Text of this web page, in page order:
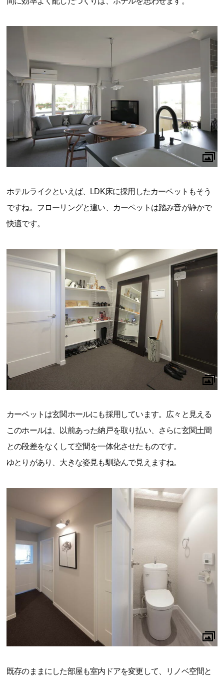
ホテルライクといえば、LDK床に採用したカーペットもそう
ですね。フローリングと違い、カーペットは踏み音が静かで
快適です。
カーペットは玄関ホールにも採用しています。広々と見える
このホールは、以前あった納戸を取り払い、さらに玄関土間
との段差をなくして空間を一体化させたものです。
ゆとりがあり、大きな姿見も馴染んで見えますね。
既存のままにした部屋も室内ドアを変更して、リノベ空間と